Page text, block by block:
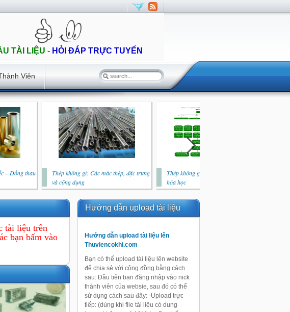
TÀI LIỆU - HỎI ĐÁP TRỰC TUYẾN
Viên
– Đồng thau
Thép không gỉ: Các mác thép, đặc trưng
và công dụng
Thép không gỉ: Vai trò của các nguyên tố
hóa học
tài liệu trên
bạn bấm vào
Hướng dẫn upload tài liệu
Hướng dẫn upload tài liệu lên
Thuviencokhi.com
Bạn có thể upload tài liệu lên website
để chia sẻ với cộng đồng bằng cách
sau: Đầu tiên bạn đăng nhập vào nick
thành viên của websie, sau đó có thể
sử dụng cách sau đây: -Upload trực
tiếp: (dùng khi file tài liệu có dung